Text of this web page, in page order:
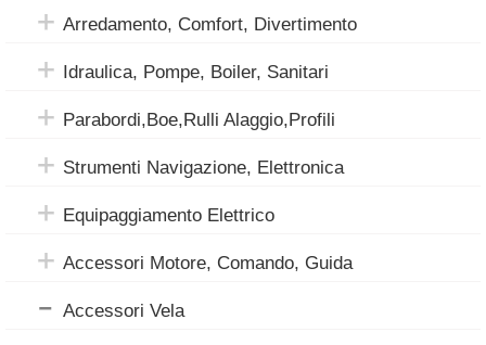
Arredamento, Comfort, Divertimento
Idraulica, Pompe, Boiler, Sanitari
Parabordi,Boe,Rulli Alaggio,Profili
Strumenti Navigazione, Elettronica
Equipaggiamento Elettrico
Accessori Motore, Comando, Guida
Accessori Vela